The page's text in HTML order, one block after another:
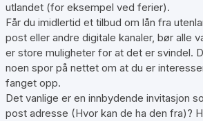
utlandet (for eksempel ved ferier).
Får du imidlertid et tilbud om lån fra
post eller andre digitale kanaler, bør alle
er store muligheter for at det er svindel.
noen spor på nettet om at du er
fanget opp.
Det vanlige er en innbydende invitasjon
post adresse (Hvor kan de ha den fra)?